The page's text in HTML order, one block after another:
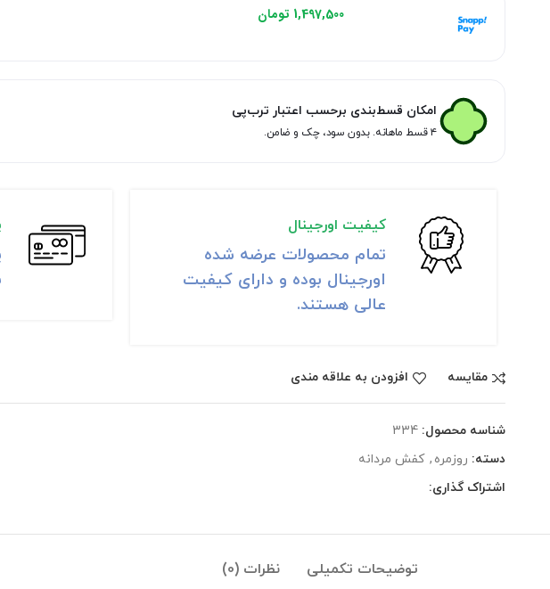
هر قسط با اسنپ‌پی:1,497,500 تومان
امکان قسط‌بندی برحسب اعتبار ترب‌پی
۴ قسط ماهانه. بدون سود، چک و ضامن.
کیفیت اورجینال
تمام محصولات عرضه شده
اورجینال بوده و دارای کیفیت
عالی هستند.
مقايسه افزودن به علاقه مندی
شناسه محصول:334
دسته: روزمره , کفش مردانه
اشتراک گذاری:
توضیحات تکمیلی نظرات (0)